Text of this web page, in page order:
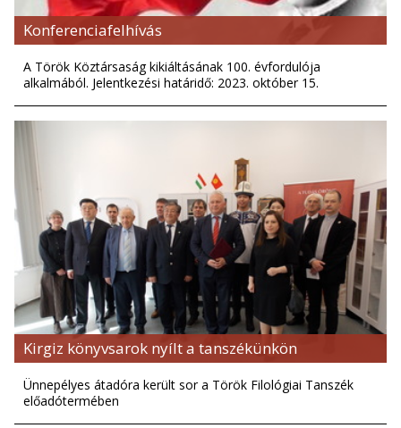
Konferenciafelhívás
A Török Köztársaság kikiáltásának 100. évfordulója
alkalmából. Jelentkezési határidő: 2023. október 15.
Kirgiz könyvsarok nyílt a tanszékünkön
Ünnepélyes átadóra került sor a Török Filológiai Tanszék
előadótermében